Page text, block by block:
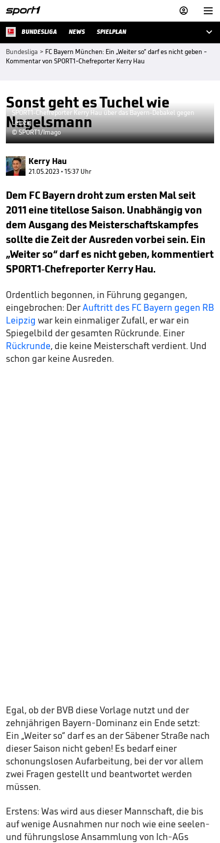


BUNDESLIGA NEWS SPIELPLAN 
Bundesliga > FC Bayern München: Ein „Weiter so“ darf es nicht geben -
Kommentar von SPORT1-Chefreporter Kerry Hau
Sonst geht es Tuchel wie
Nagelsmann
SPORT1-Chefreporter Kerry Hau über das Bayern-Debakel gegen
Leipzig
© SPORT1/Imago
Kerry Hau
21.05.2023 • 15:37 Uhr
Dem FC Bayern droht zum ersten Mal seit
2011 eine titellose Saison. Unabhängig von
dem Ausgang des Meisterschaftskampfes
sollte die Zeit der Ausreden vorbei sein. Ein
„Weiter so“ darf es nicht geben, kommentiert
SPORT1-Chefreporter Kerry Hau.
Ordentlich begonnen, in Führung gegangen,
eingebrochen: DerAuftritt des FC Bayern gegen RB
Leipzig war kein einmaliger Zufall, er war ein
Spiegelbild der gesamten Rückrunde. Einer
Rückrunde, die keine Meisterschaft verdient. Und
schon gar keine Ausreden.
Egal, ob der BVB diese Vorlage nutzt und der
zehnjährigen Bayern-Dominanz ein Ende setzt:
Ein „Weiter so“ darf es an der Säbener Straße nach
dieser Saison nicht geben! Es bedarf einer
schonungslosen Aufarbeitung, bei der vor allem
zwei Fragen gestellt und beantwortet werden
müssen.
Erstens: Was wird aus dieser Mannschaft, die bis
auf wenige Ausnahmen nur noch wie eine seelen-
und führungslose Ansammlung von Ich-AGs